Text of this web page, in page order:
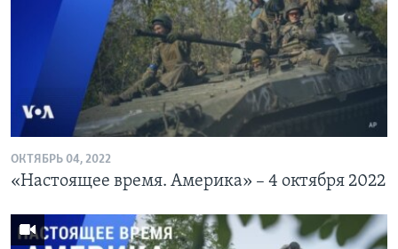
ОКТЯБРЬ 04, 2022
«Настоящее время. Америка» – 4 октября 2022